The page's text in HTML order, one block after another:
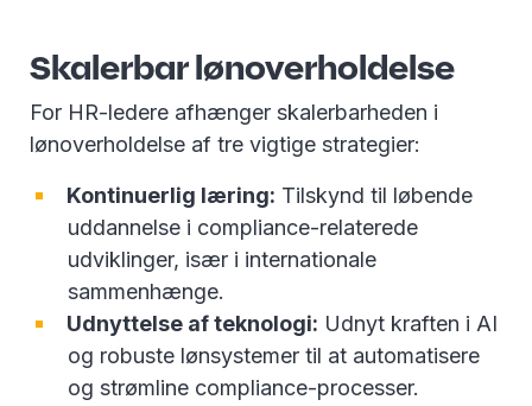
Skalerbar lønoverholdelse
For HR-ledere afhænger skalerbarheden i
lønoverholdelse af tre vigtige strategier:
Kontinuerlig læring: Tilskynd til løbende
uddannelse i compliance-relaterede
udviklinger, især i internationale
sammenhænge.
Udnyttelse af teknologi: Udnyt kraften i AI
og robuste lønsystemer til at automatisere
og strømline compliance-processer.